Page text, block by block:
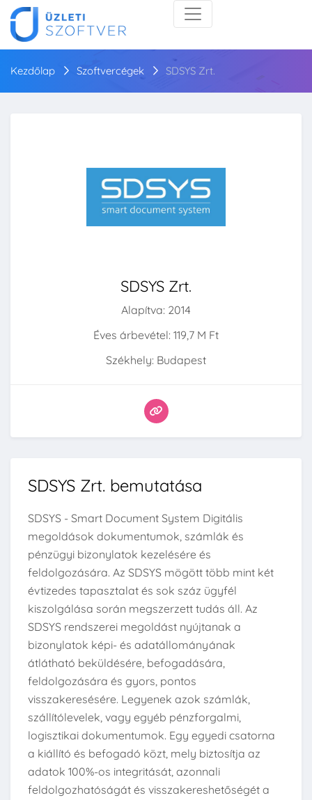
Kezdőlap Szoftvercégek SDSYS Zrt.
SDSYS Zrt.
Alapítva: 2014
Éves árbevétel: 119,7 M Ft
Székhely: Budapest
SDSYS Zrt. bemutatása
SDSYS - Smart Document System Digitális
megoldások dokumentumok, számlák és
pénzügyi bizonylatok kezelésére és
feldolgozására. Az SDSYS mögött több mint két
évtizedes tapasztalat és sok száz ügyfél
kiszolgálása során megszerzett tudás áll. Az
SDSYS rendszerei megoldást nyújtanak a
bizonylatok képi- és adatállományának
átlátható beküldésére, befogadására,
feldolgozására és gyors, pontos
visszakeresésére. Legyenek azok számlák,
szállítólevelek, vagy egyéb pénzforgalmi,
logisztikai dokumentumok. Egy egyedi csatorna
a kiállító és befogadó közt, mely biztosítja az
adatok 100%-os integritását, azonnali
feldolgozhatóságát és visszakereshetőségét a